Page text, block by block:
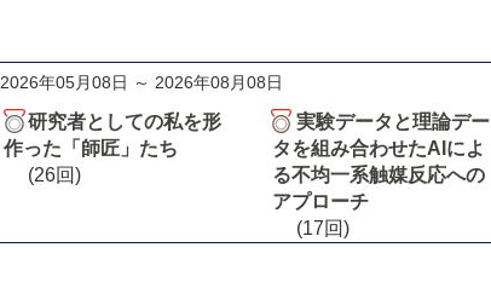
2026年05月08日 ～ 2026年08月08日
研究者としての私を形
作った「師匠」たち
(26回)
実験データと理論デー
タを組み合わせたAIによ
る不均一系触媒反応への
アプローチ
(17回)